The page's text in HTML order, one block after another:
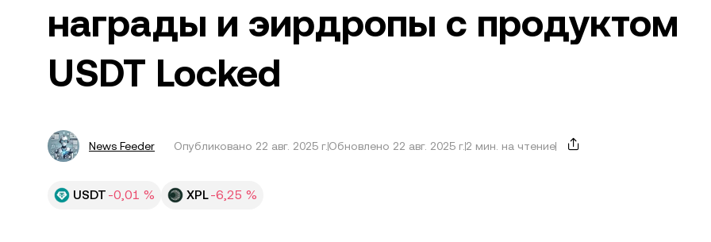
награды и эирдропы с продуктом
USDT Locked
News Feeder Опубликовано 22 авг. 2025 г. Обновлено 22 авг. 2025 г. 2 мин. на чтение
USDT -0,01 % XPL-6,25 %